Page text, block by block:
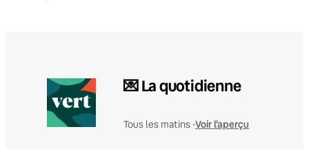
💌 La quotidienne
Tous les matins •Voir l'aperçu